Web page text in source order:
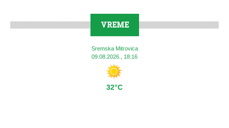
VREME
Sremska Mitrovica
09.08.2026., 18:16
32°C